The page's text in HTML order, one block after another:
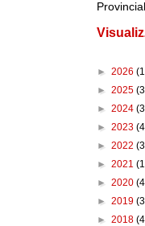
► 2026
► 2025
► 2024
► 2023
► 2022
► 2021
► 2020
► 2019
► 2018